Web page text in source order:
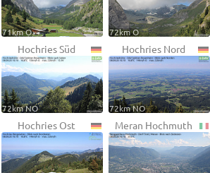
71km O 72km O
Hochries Süd
72km NO
Hochries Nord
72km NO
Hochries Ost Meran Hochmuth